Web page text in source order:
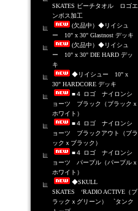
SKATES ビーチタオル ロゴエ
ンボス加工
(欠品中）◆リイシュ
ー 10" x 30" Glastnost デッキ
(欠品中）◆リイシュ
ー 10" x 30" DIE HARD デッ
キ
◆リイシュー 10" x
30" HARDCORE デッキ
■４ ロゴ ナイロンシ
ョーツ ブラック（ブラックｘ
ホワイト）
■４ ロゴ ナイロンシ
ョーツ ブラックアウト（ブラ
ックｘブラック）
■４ ロゴ ナイロンシ
ョーツ パープル（パープルｘ
ホワイト）
◆SKULL
SKATES ‘RADIO ACTIVE（ブ
ラックｘグリーン） `タンク